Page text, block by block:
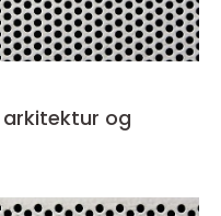
og